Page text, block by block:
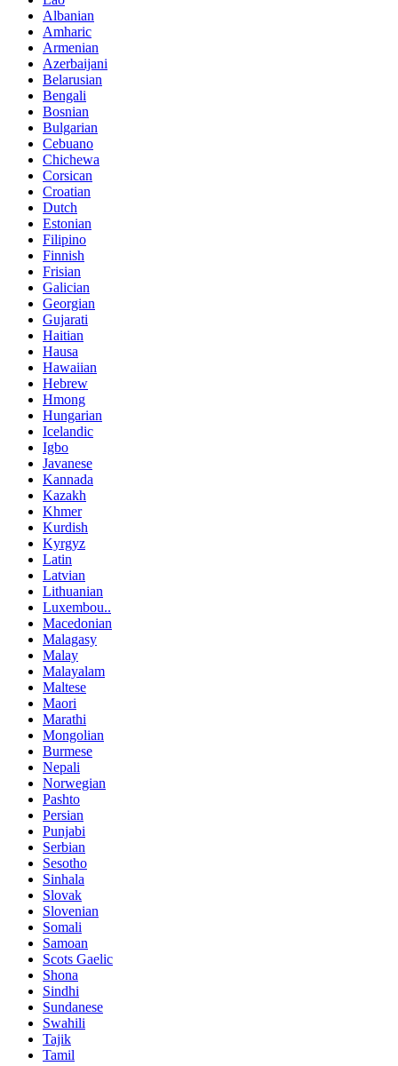
Albanian
Amharic
Armenian
Azerbaijani
Belarusian
Bengali
Bosnian
Bulgarian
Cebuano
Chichewa
Corsican
Croatian
Dutch
Estonian
Filipino
Finnish
Frisian
Galician
Georgian
Gujarati
Haitian
Hausa
Hawaiian
Hebrew
Hmong
Hungarian
Icelandic
Igbo
Javanese
Kannada
Kazakh
Khmer
Kurdish
Kyrgyz
Latin
Latvian
Lithuanian
Luxembou..
Macedonian
Malagasy
Malay
Malayalam
Maltese
Maori
Marathi
Mongolian
Burmese
Nepali
Norwegian
Pashto
Persian
Punjabi
Serbian
Sesotho
Sinhala
Slovak
Slovenian
Somali
Samoan
Scots Gaelic
Shona
Sindhi
Sundanese
Swahili
Tajik
Tamil